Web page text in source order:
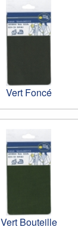
Vert Foncé
Vert Bouteille